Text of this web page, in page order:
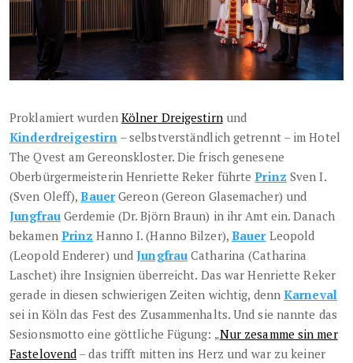
Proklamiert wurden Kölner Dreigestirnund
Kinderdreigestirn – selbstverständlich getrennt – im Hotel
The Qvest am Gereonskloster. Die frisch genesene
Oberbürgermeisterin Henriette Reker führtePrinz Sven I.
(Sven Oleff),BauerGereon (Gereon Glasemacher) und
JungfrauGerdemie (Dr. Björn Braun) in ihr Amt ein. Danach
bekamen Prinz Hanno I. (Hanno Bilzer), BauerLeopold
(Leopold Enderer) undJungfrau Catharina (Catharina
Laschet) ihre Insignien überreicht. Das war Henriette Reker
gerade in diesen schwierigen Zeiten wichtig, dennKarneval
sei in Köln das Fest des Zusammenhalts. Und sie nannte das
Sesionsmotto eine göttliche Fügung: „Nur zesamme sin mer
Fastelovend – das trifft mitten ins Herz und war zu keiner